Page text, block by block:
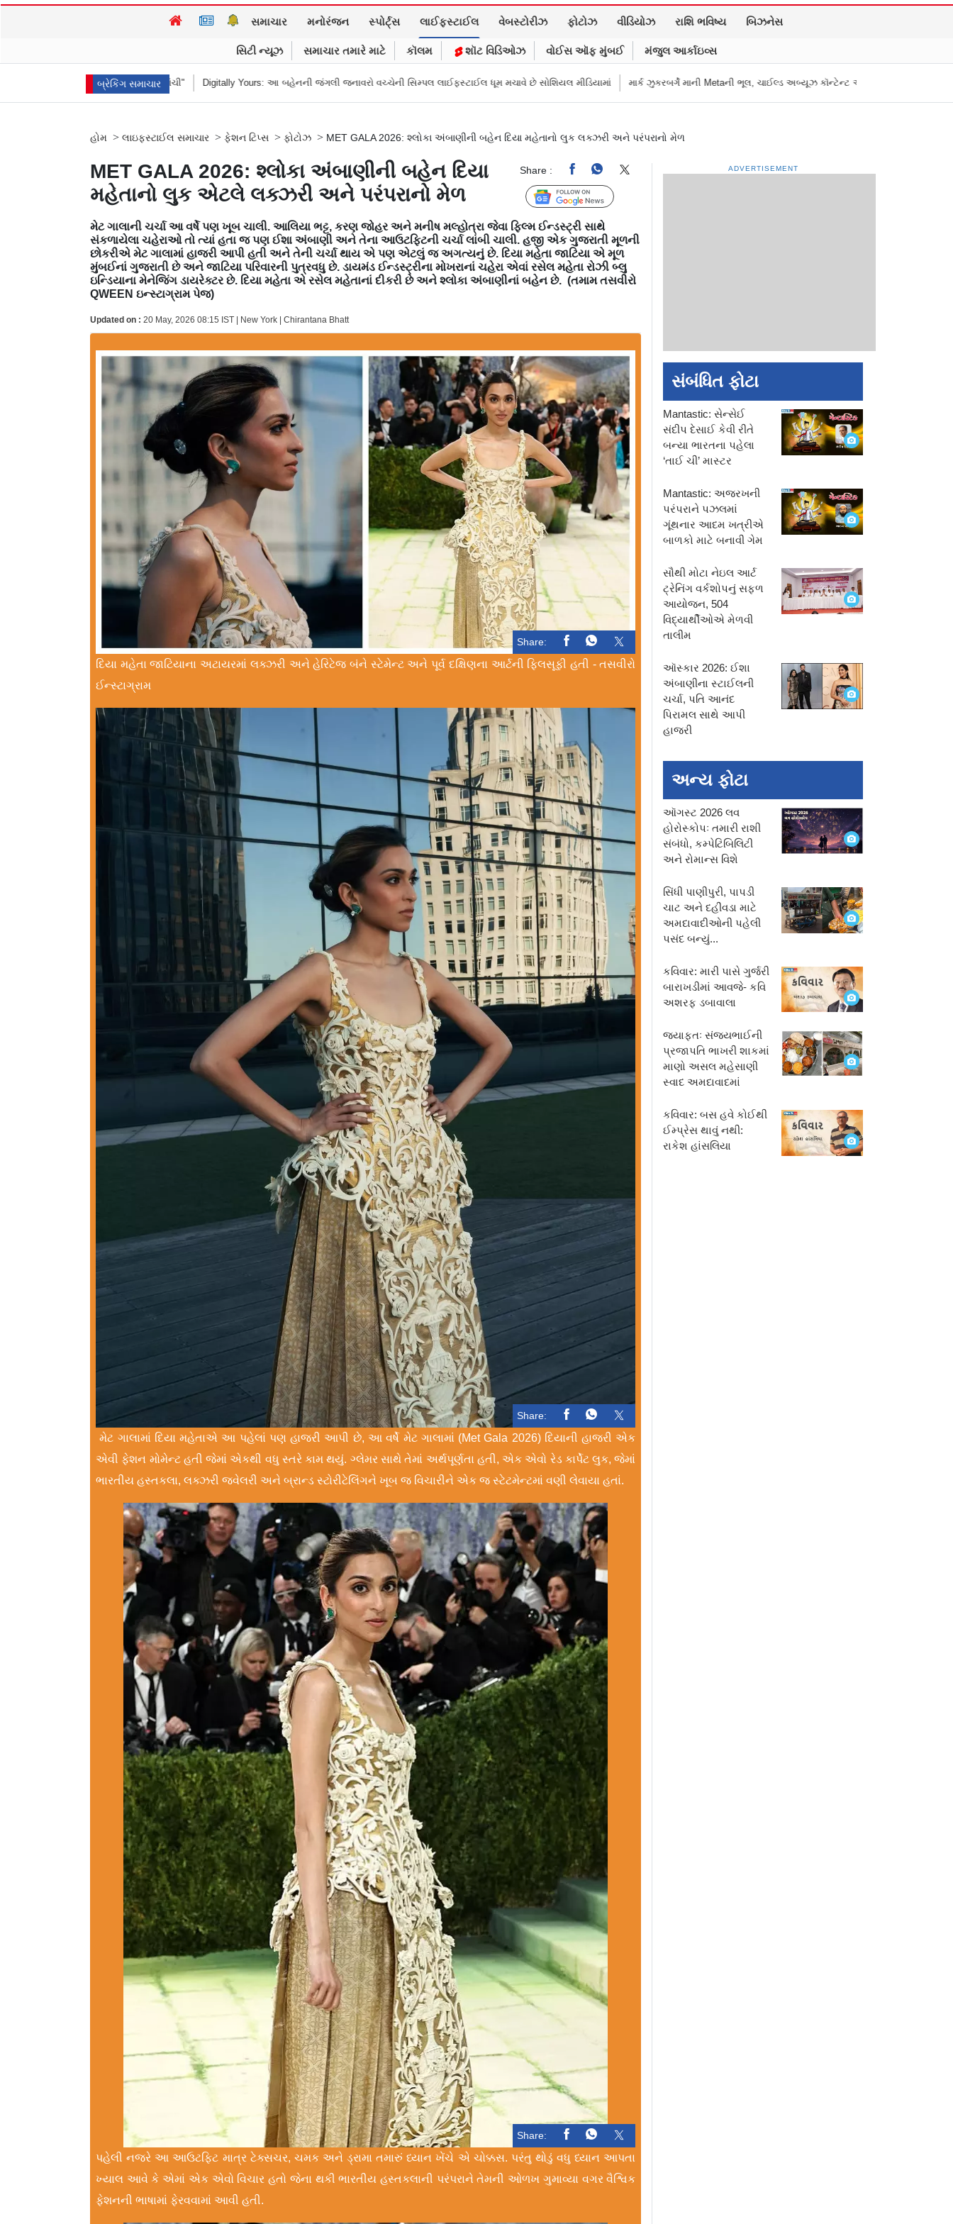
સમાચાર મનોરંજન સ્પોર્ટ્સ લાઈફસ્ટાઈલ વેબસ્ટોરીઝ ફોટોઝ વીડિયોઝ રાશિ ભવિષ્ય બિઝનેસ
સિટી ન્યૂઝ સમાચાર તમારે માટે કૉલમ શૉટ વિડિઓઝ વોઈસ ઑફ મુંબઈ મંજુલ આર્કાઇવ્સ
બ્રેકિંગ સમાચાર
Digitally Yours: આ બહેનની જંગલી જનાવરો વચ્ચેની સિમ્પલ લાઈફસ્ટાઈલ ધૂમ મચાવે છે સોશિયલ મીડિયામાં માર્ક ઝુકરબર્ગે માની Metaની ભૂલ, ચાઈલ્ડ અબ્યૂઝ કૉન્ટેન્ટ અને ડીપફેક પર માગી માફી
હોમ > લાઇફસ્ટાઈલ સમાચાર > ફેશન ટિપ્સ > ફોટોઝ > MET GALA 2026: શ્લોકા અંબાણીની બહેન દિયા મહેતાનો લુક લક્ઝરી અને પરંપરાનો મેળ
MET GALA 2026: શ્લોકા અંબાણીની બહેન દિયા
મહેતાનો લુક એટલે લક્ઝરી અને પરંપરાનો મેળ
Share :
Follow Us
મેટ ગાલાની ચર્ચા આ વર્ષે પણ ખૂબ ચાલી. આલિયા ભટ્ટ, કરણ જોહર અને મનીષ મલ્હોત્રા જેવા ફિલ્મ ઈન્ડસ્ટ્રી સાથે
સંકળાયેલા ચહેરાઓ તો ત્યાં હતા જ પણ ઈશા અંબાણી અને તેના આઉટફિટની ચર્ચા લાંબી ચાલી. હજી એક ગુજરાતી મૂળની
છોકરીએ મેટ ગાલામાં હાજરી આપી હતી અને તેની ચર્ચા થાય એ પણ એટલું જ અગત્યનું છે. દિયા મહેતા જાટિયા એ મૂળ
મુંબઈનાં ગુજરાતી છે અને જાટિયા પરિવારની પુત્રવધુ છે. ડાયમંડ ઈન્ડસ્ટ્રીના મોખરાનાં ચહેરા એવાં રસેલ મહેતા રોઝી બ્લુ
ઇન્ડિયાના મેનેજિંગ ડાયરેક્ટર છે. દિયા મહેતા એ રસેલ મહેતાનાં દીકરી છે અને શ્લોકા અંબાણીનાં બહેન છે. (તમામ તસવીરો
QWEEN ઇન્સ્ટાગ્રામ પેજ)
Updated on : 20 May, 2026 08:15 IST | New York | Chirantana Bhatt
Share:
દિયા મહેતા જાટિયાના અટાયરમાં લક્ઝરી અને હેરિટેજ બંને સ્ટેમેન્ટ અને પૂર્વ દક્ષિણના આર્ટની ફિલસૂફી હતી - તસવીરો
ઈન્સ્ટાગ્રામ
Share:
મેટ ગાલામાં દિયા મહેતાએ આ પહેલાં પણ હાજરી આપી છે, આ વર્ષે મેટ ગાલામાં (Met Gala 2026) દિયાની હાજરી એક
એવી ફેશન મોમેન્ટ હતી જેમાં એકથી વધુ સ્તરે કામ થયું. ગ્લેમર સાથે તેમાં અર્થપૂર્ણતા હતી, એક એવો રેડ કાર્પેટ લુક, જેમાં
ભારતીય હસ્તકલા, લક્ઝરી જ્વેલરી અને બ્રાન્ડ સ્ટોરીટેલિંગને ખૂબ જ વિચારીને એક જ સ્ટેટમેન્ટમાં વણી લેવાયા હતાં.
Share:
પહેલી નજરે આ આઉટફિટ માત્ર ટેક્સચર, ચમક અને ડ્રામા તમારું ધ્યાન ખેંચે એ ચોક્કસ. પરંતુ થોડું વધુ ધ્યાન આપતા
ખ્યાલ આવે કે એમાં એક એવો વિચાર હતો જેના થકી ભારતીય હસ્તકલાની પરંપરાને તેમની ઓળખ ગુમાવ્યા વગર વૈશ્વિક
ફેશનની ભાષામાં ફેરવવામાં આવી હતી.
ADVERTISEMENT
સંબંધિત ફોટા
Mantastic: સેન્સેઈ
સંદીપ દેસાઈ કેવી રીતે
બન્યા ભારતના પહેલા
‘તાઈ ચી’ માસ્ટર
Mantastic: અજરખની
પરંપરાને પઝલમાં
ગૂંથનાર આદમ ખત્રીએ
બાળકો માટે બનાવી ગેમ
સૌથી મોટા નેઇલ આર્ટ
ટ્રેનિંગ વર્કશોપનું સફળ
આયોજન, 504
વિદ્યાર્થીઓએ મેળવી
તાલીમ
ઑસ્કાર 2026: ઈશા
અંબાણીના સ્ટાઈલની
ચર્ચા, પતિ આનંદ
પિરામલ સાથે આપી
હાજરી
અન્ય ફોટા
ઑગસ્ટ 2026 લવ
હોરોસ્કોપઃ તમારી રાશી
સંબંધો, કમ્પેટિબિલિટી
અને રોમાન્સ વિશે
સિંધી પાણીપુરી, પાપડી
ચાટ અને દહીંવડા માટે
અમદાવાદીઓની પહેલી
પસંદ બન્યું...
કવિવાર: મારી પાસે ગુર્જરી
બારાખડીમાં આવજે- કવિ
અશરફ ડબાવાલા
જ્યાફતઃ સંજયભાઈની
પ્રજાપતિ ભાખરી શાકમાં
માણો અસલ મહેસાણી
સ્વાદ અમદાવાદમાં
કવિવાર: બસ હવે કોઈથી
ઈમ્પ્રેસ થાવું નથી:
રાકેશ હાંસલિયા